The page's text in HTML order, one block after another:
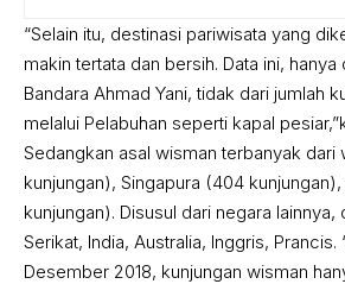
“Selain itu, destinasi pariwisata yang
makin tertata dan bersih. Data ini,
Bandara Ahmad Yani, tidak dari jumlah
melalui Pelabuhan seperti kapal
Sedangkan asal wisman terbanyak dari
kunjungan), Singapura (404 kunjungan),
kunjungan). Disusul dari negara lainnya,
Serikat, India, Australia, Inggris, Prancis.
Desember 2018, kunjungan wisman